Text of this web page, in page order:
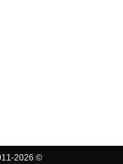
2026 ©